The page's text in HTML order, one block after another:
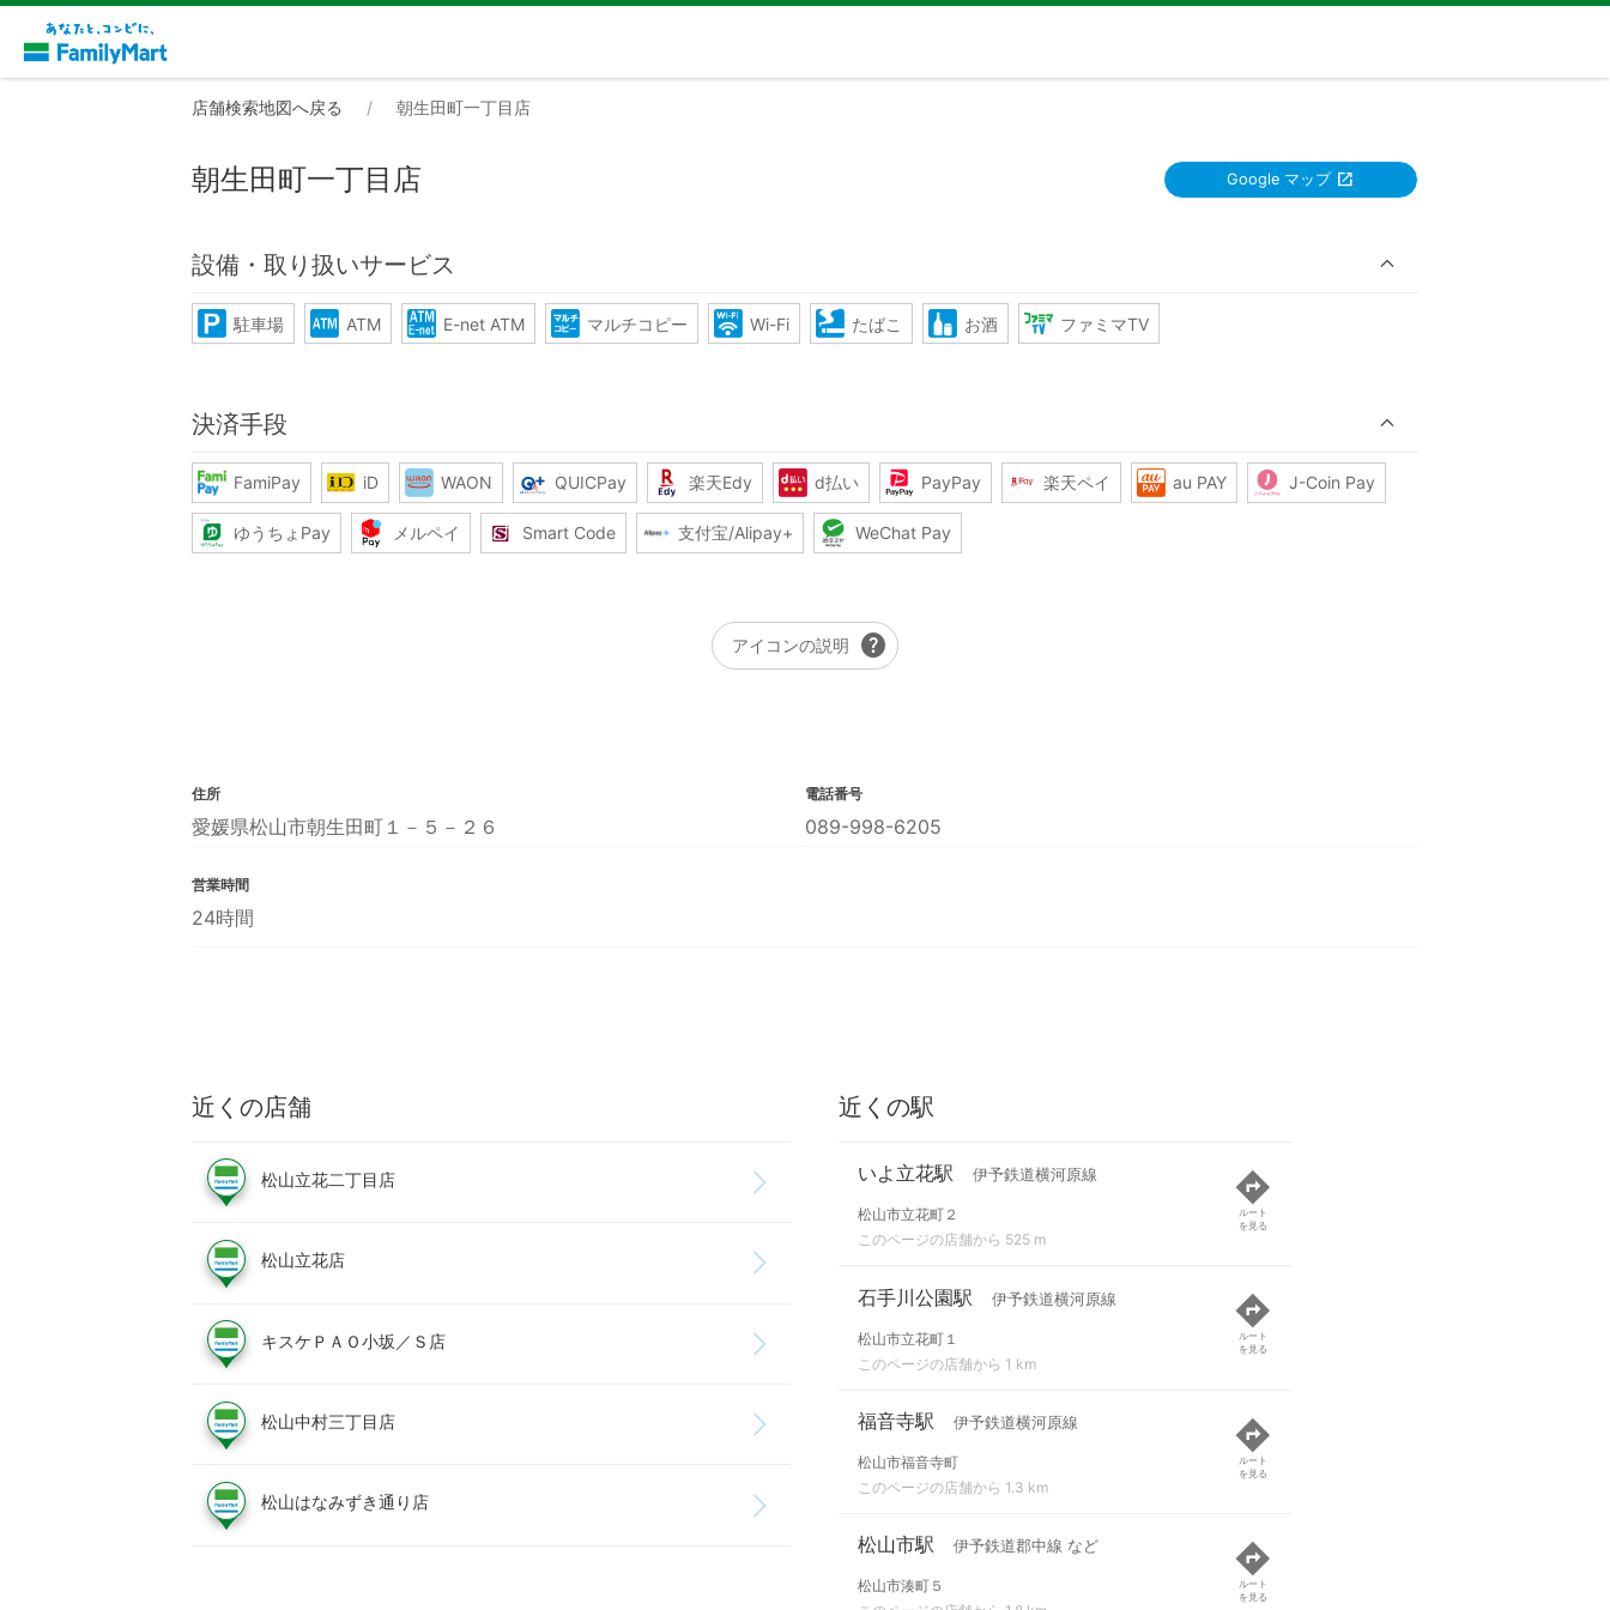
店舗検索地図へ戻る 朝生田町一丁目店
朝生田町一丁目店 Google マップ
設備・取り扱いサービス
駐車場 ATM E-net ATM マルチコピー Wi-Fi たばこ お酒 ファミマTV
決済手段
FamiPay iD WAON QUICPay 楽天Edy d払い PayPay 楽天ペイ au PAY J-Coin Pay
ゆうちょPay メルペイ Smart Code 支付宝/Alipay+ WeChat Pay
アイコンの説明 help
住所
愛媛県松山市朝生田町１－５－２６
電話番号
089-998-6205
営業時間
24時間
近くの店舗
松山立花二丁目店
松山立花店
キスケＰＡＯ小坂／Ｓ店
松山中村三丁目店
松山はなみずき通り店
近くの駅
いよ立花駅 伊予鉄道横河原線
松山市立花町２
このページの店舗から 525 m
ルート
を見る
石手川公園駅 伊予鉄道横河原線
松山市立花町１
このページの店舗から 1 km
ルート
を見る
福音寺駅 伊予鉄道横河原線
松山市福音寺町
このページの店舗から 1.3 km
ルート
を見る
松山市駅 伊予鉄道郡中線 など
松山市湊町５
ルート
を見る